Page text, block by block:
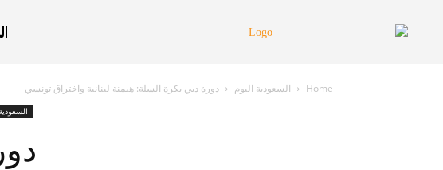
Home السعودية اليوم دورة دبي بكرة السلة: هيمنة لبنانية واختراق تونسي